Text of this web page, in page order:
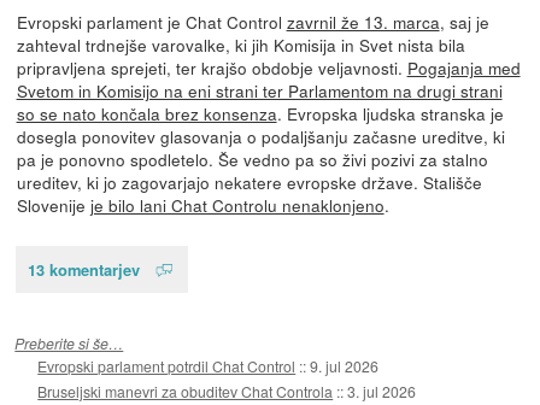
Evropski parlament je Chat Control zavrnil že 13. marca, saj je
zahteval trdnejše varovalke, ki jih Komisija in Svet nista bila
pripravljena sprejeti, ter krajšo obdobje veljavnosti. Pogajanja med
Svetom in Komisijo na eni strani ter Parlamentom na drugi strani
so se nato končala brez konsenza. Evropska ljudska stranska je
dosegla ponovitev glasovanja o podaljšanju začasne ureditve, ki
pa je ponovno spodletelo. Še vedno pa so živi pozivi za stalno
ureditev, ki jo zagovarjajo nekatere evropske države. Stališče
Slovenije je bilo lani Chat Controlu nenaklonjeno.
13 komentarjev
Preberite si še…
Evropski parlament potrdil Chat Control ::9. jul 2026
Bruseljski manevri za obuditev Chat Controla ::3. jul 2026